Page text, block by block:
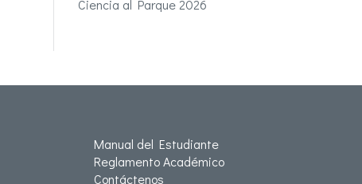
Ciencia al Parque 2026
Manual del Estudiante
Reglamento Académico
Contáctenos